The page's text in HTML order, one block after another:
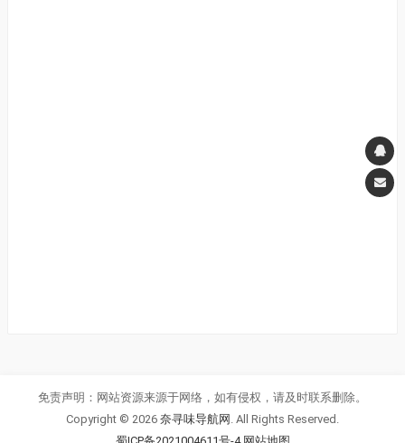
免责声明：网站资源来源于网络，如有侵权，请及时联系删除。
Copyright © 2026 奈寻味导航网 . All Rights Reserved.